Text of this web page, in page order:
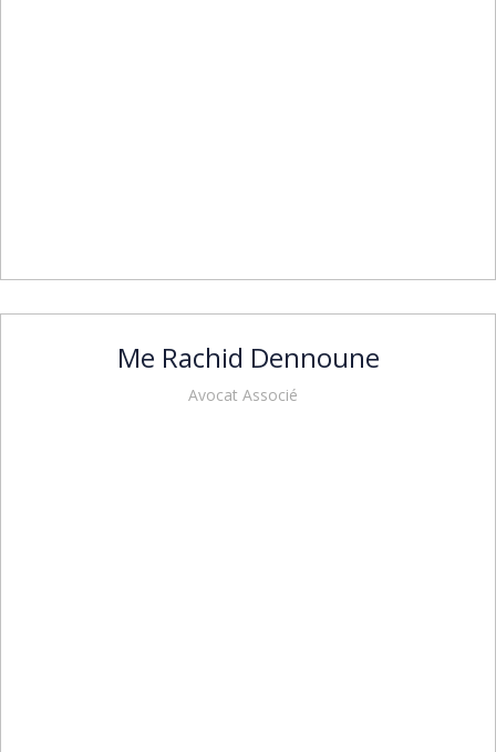
Me Rachid Dennoune
Avocat Associé